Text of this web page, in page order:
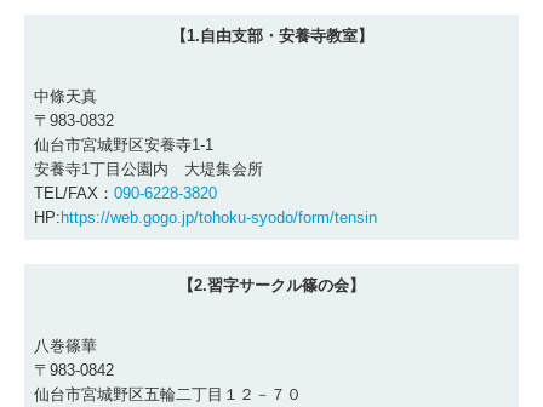
【1.自由支部・安養寺教室】
中條天真
〒983-0832
仙台市宮城野区安養寺1-1
安養寺1丁目公園内 大堤集会所
TEL/FAX： 090-6228-3820
HP:https://web.gogo.jp/tohoku-syodo/form/tensin
【2.習字サークル篠の会】
八巻篠華
〒983-0842
仙台市宮城野区五輪二丁目１２－７０